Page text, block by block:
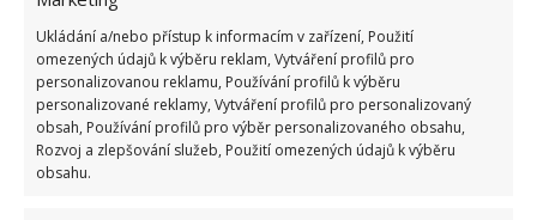
Ukládání a/nebo přístup k informacím v zařízení, Použití
omezených údajů k výběru reklam, Vytváření profilů pro
personalizovanou reklamu, Používání profilů k výběru
personalizované reklamy, Vytváření profilů pro personalizovaný
obsah, Používání profilů pro výběr personalizovaného obsahu,
Rozvoj a zlepšování služeb, Použití omezených údajů k výběru
obsahu.
Namočte vatu do mátového oleje
Máta je pro myši velmi aromatická a nepříjemně